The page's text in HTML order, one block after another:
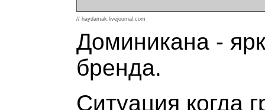
// haydamak.livejournal.com
Доминикана -
бренда.
Ситуация когда